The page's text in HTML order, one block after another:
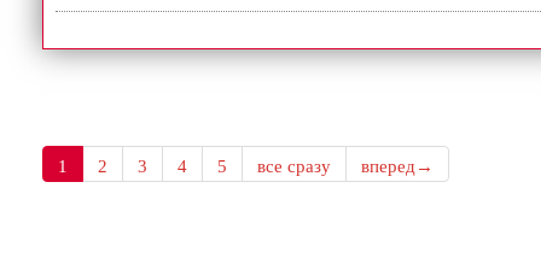
1 2 3 4 5 все сразу вперед→